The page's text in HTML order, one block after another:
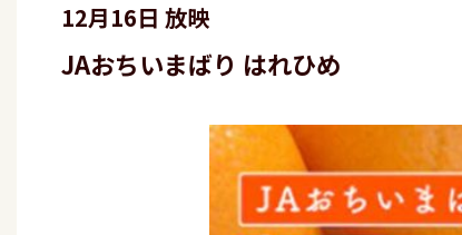
12月16日 放映
JAおちいまばり はれひめ